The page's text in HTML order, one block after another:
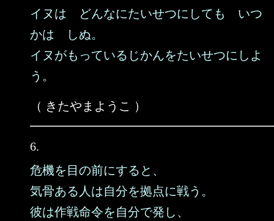
イヌは どんなにたいせつにしても いつ
かは しぬ。
イヌがもっているじかんをたいせつにしよ
う。
（ きたやまようこ ）
6.
危機を目の前にすると、
気骨ある人は自分を拠点に戦う。
彼は作戦命令を自分で発し、